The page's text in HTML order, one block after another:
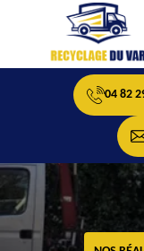
04 82